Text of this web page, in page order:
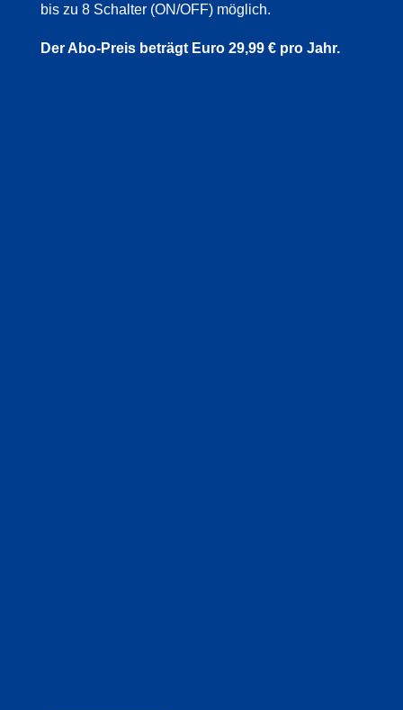
bis zu 8 Schalter (ON/OFF) möglich.
Der Abo-Preis beträgt Euro 29,99 € pro Jahr.